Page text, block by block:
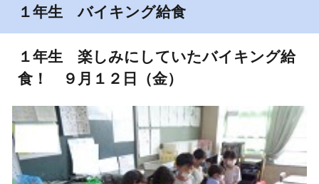
１年生バイキング給食
１年生楽しみにしていたバイキング給
食！
９月１ ２ 日（金）